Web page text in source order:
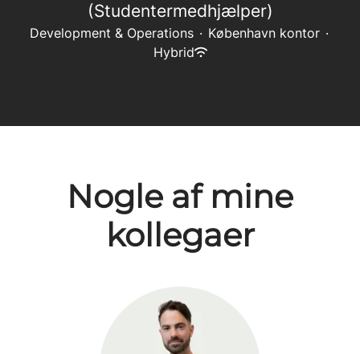
(Studentermedhjælper)
Development & Operations · København kontor ·
Hybrid
Nogle af mine
kollegaer